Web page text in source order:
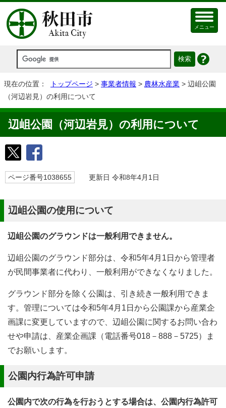
メニュー
現在の位置： トップページ > 事業者情報 > 農林水産業 > 辺岨公園
（河辺岩見）の利用について
辺岨公園（河辺岩見）の利用について
ページ番号1038655 更新日 令和8年4月1日
辺岨公園の使用について
辺岨公園のグラウンドは一般利用できません。
辺岨公園のグラウンド部分は、令和5年4月1日から管理者
が民間事業者に代わり、一般利用ができなくなりました。
グラウンド部分を除く公園は、引き続き一般利用できま
す。管理については令和5年4月1日から公園課から産業企
画課に変更していますので、辺岨公園に関するお問い合わ
せや申請は、産業企画課（電話番号018－888－5725）ま
でお願いします。
公園内行為許可申請
公園内で次の行為を行おうとする場合は、公園内行為許可